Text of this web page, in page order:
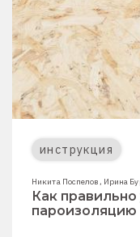
инструкция
Никита Поспелов , Ирина
Как
пароизоляцию